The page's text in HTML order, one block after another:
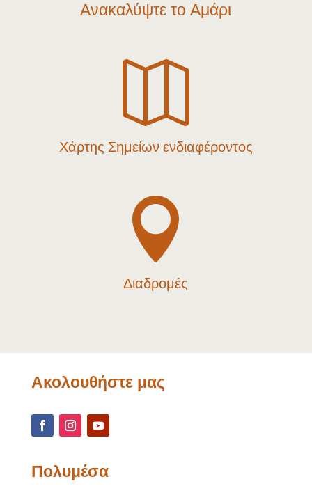
Ανακαλύψτε το Αμάρι

Χάρτης Σημείων ενδιαφέροντος

Διαδρομές
Ακολουθήστε μας
Πολυμέσα